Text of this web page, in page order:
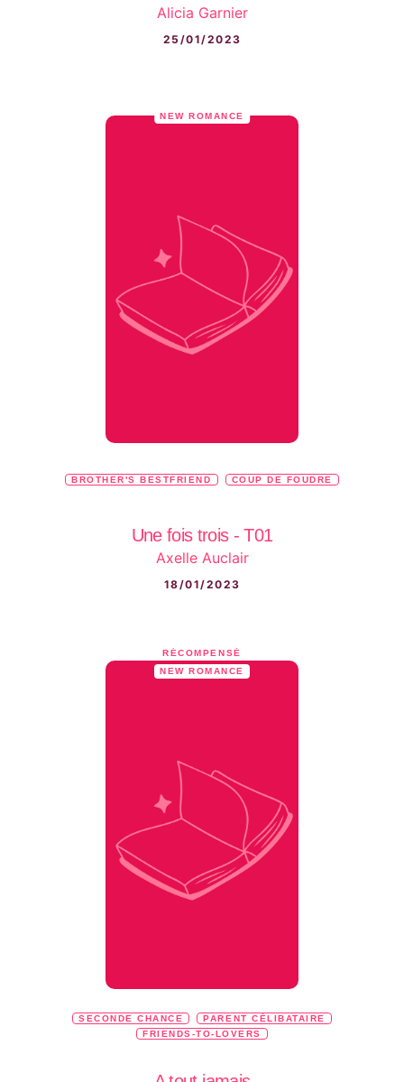
Alicia Garnier
25/01/2023
NEW ROMANCE
BROTHER'S BESTFRIEND COUP DE FOUDRE
Une fois trois - T01
Axelle Auclair
18/01/2023
RÉCOMPENSÉ
NEW ROMANCE
SECONDE CHANCE
PARENT CÉLIBATAIRE
FRIENDS-TO-LOVERS